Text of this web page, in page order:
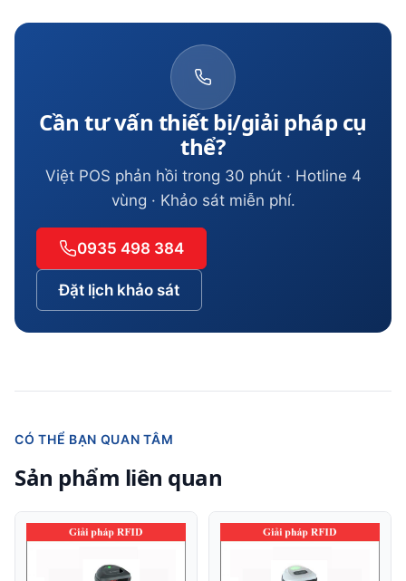
Cần tư vấn thiết bị/giải pháp cụ
thể?
Việt POS phản hồi trong 30 phút · Hotline 4
vùng · Khảo sát miễn phí.
0935 498 384
Đặt lịch khảo sát
CÓ THỂ BẠN QUAN TÂM
Sản phẩm liên quan